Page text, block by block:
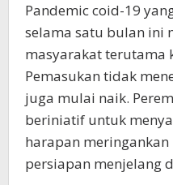
Pandemic coid-19
selama satu bulan ini
masyarakat terutama
Pemasukan tidak
juga mulai naik.
beriniatif untuk
harapan
persiapan menjelang